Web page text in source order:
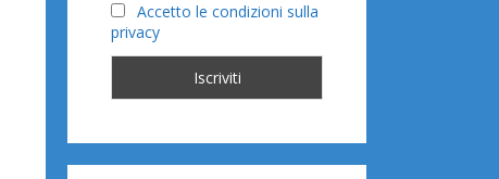
Accetto le condizioni sulla
privacy